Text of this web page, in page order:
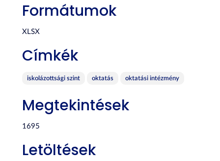
Formátumok
XLSX
Címkék
iskolázottsági szint oktatás oktatási intézmény
Megtekintések
1695
Letöltések